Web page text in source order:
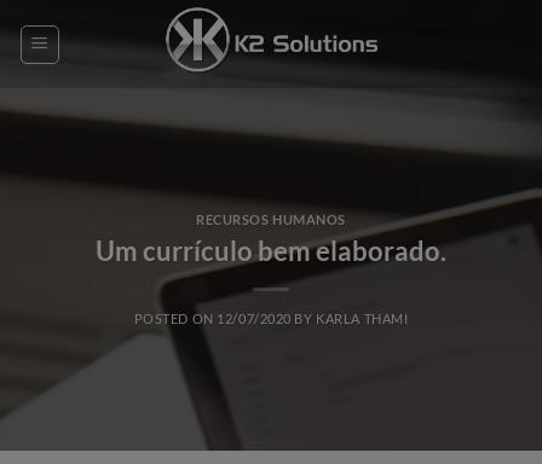
RECURSOS HUMANOS
Um currículo bem elaborado.
POSTED ON 12/07/2020 BY KARLA THAMI